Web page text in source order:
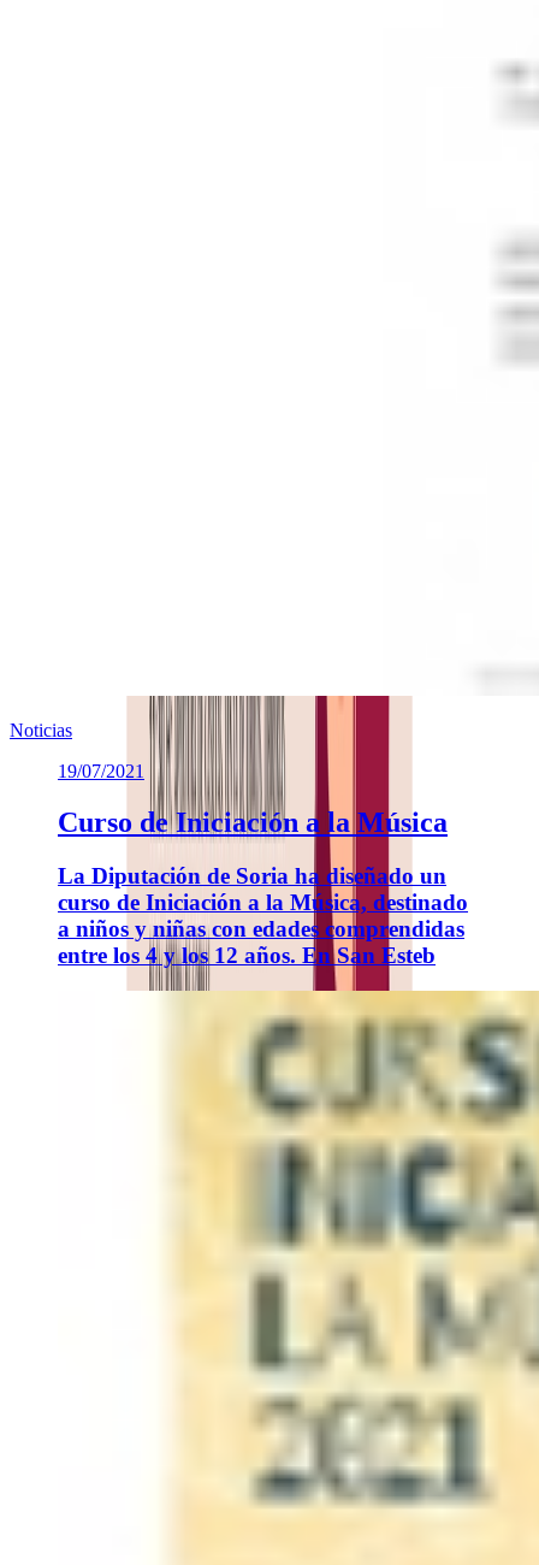
Noticias
19/07/2021
Curso de Iniciación a la Música
La Diputación de Soria ha diseñado un
curso de Iniciación a la Música, destinado
a niños y niñas con edades comprendidas
entre los 4 y los 12 años. En San Esteb